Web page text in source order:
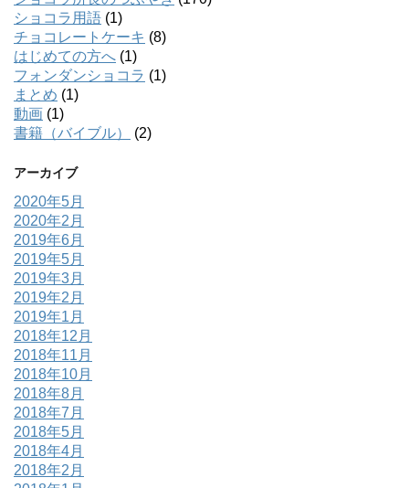
ショコラ用語 (1)
チョコレートケーキ (8)
はじめての方へ (1)
フォンダンショコラ (1)
まとめ (1)
動画 (1)
書籍（バイブル）
(2)
アーカイブ
2020年5月
2020年2月
2019年6月
2019年5月
2019年3月
2019年2月
2019年1月
2018年12月
2018年11月
2018年10月
2018年8月
2018年7月
2018年5月
2018年4月
2018年2月